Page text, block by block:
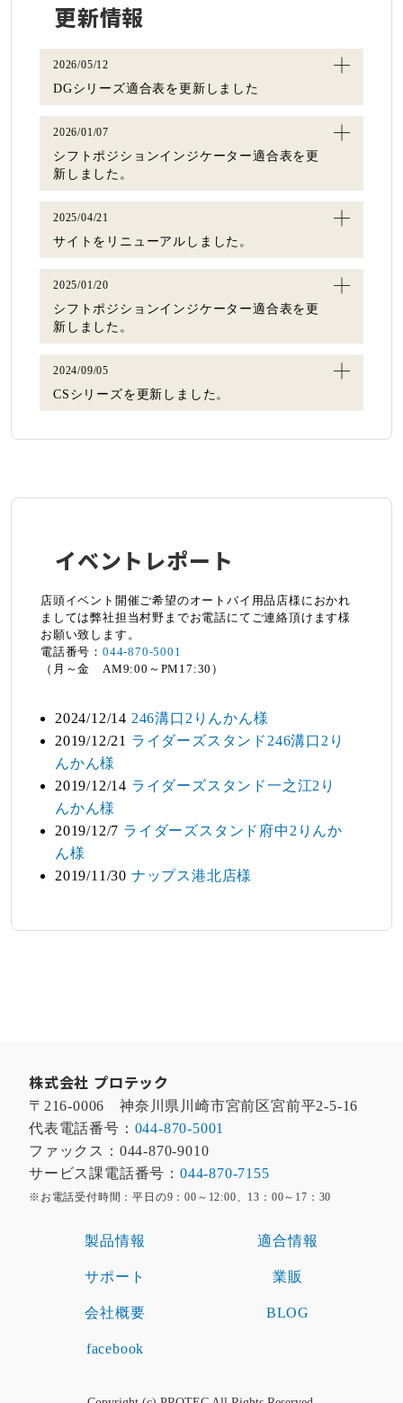
更新情報
2026/05/12
DGシリーズ適合表を更新しました
2026/01/07
シフトポジションインジケーター適合表を更
新しました。
2025/04/21
サイトをリニューアルしました。
2025/01/20
シフトポジションインジケーター適合表を更
新しました。
2024/09/05
CSシリーズを更新しました。
イベントレポート
店頭イベント開催ご希望のオートバイ用品店様におかれ
ましては弊社担当村野までお電話にてご連絡頂けます様
お願い致します。
電話番号： 044-870-5001
（月～金 AM9:00～PM17:30）
2024/12/14 246溝口2りんかん様
2019/12/21 ライダーズスタンド246溝口2り
んかん様
2019/12/14 ライダーズスタンド一之江2り
んかん様
2019/12/7 ライダーズスタンド府中2りんか
ん様
2019/11/30 ナップス港北店様
株式会社 プロテック
〒216-0006 神奈川県川崎市宮前区宮前平2-5-16
代表電話番号： 044-870-5001
ファックス：044-870-9010
サービス課電話番号： 044-870-7155
※お電話受付時間：平日の9：00～12:00、13：00～17：30
製品情報 適合情報
サポート 業販
会社概要 BLOG
facebook